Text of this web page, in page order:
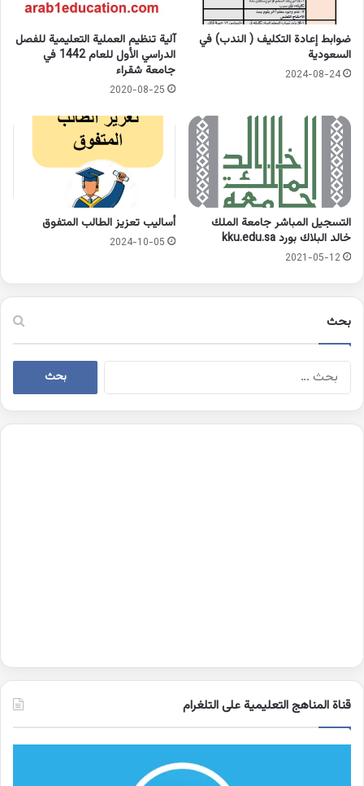
ضوابط إعادة التكليف ( الندب) في
السعودية
2024-08-24
آلية تنظيم العملية التعليمية للفصل
الدراسي الأول للعام 1442 في
جامعة شقراء
2020-08-25
التسجيل المباشر جامعة الملك
خالد البلاك بورد kku.edu.sa
2021-05-12
أساليب تعزيز الطالب المتفوق
2024-10-05
بحث
البحث
قناة المناهج التعليمية على التلغرام